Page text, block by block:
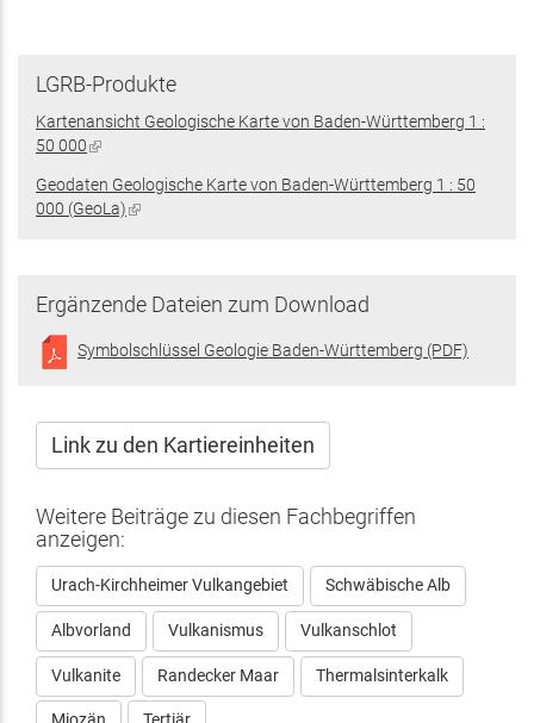
LGRB-Produkte
Kartenansicht Geologische Karte von Baden-Württemberg 1 :
50 000(Link
extern)
Geodaten Geologische Karte von Baden-Württemberg 1 : 50
000 (GeoLa)(Link
Ergänzende Dateien zum Download
Symbolschlüssel Geologie Baden-Württemberg (PDF)
Link zu den Kartiereinheiten
Weitere Beiträge zu diesen Fachbegriffen
anzeigen:
Urach-Kirchheimer Vulkangebiet Schwäbische Alb
Albvorland Vulkanismus Vulkanschlot
Vulkanite Randecker Maar Thermalsinterkalk